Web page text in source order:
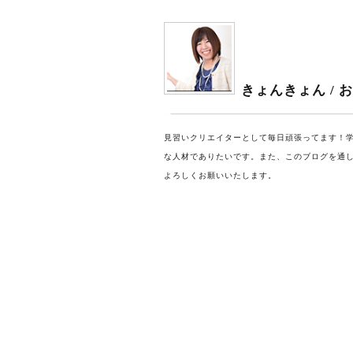
きょんきょん /
見習いクリエイターとして毎日頑張ってます！
な人材でありたいです。 また、このブログを通
よろしくお願いいたします。